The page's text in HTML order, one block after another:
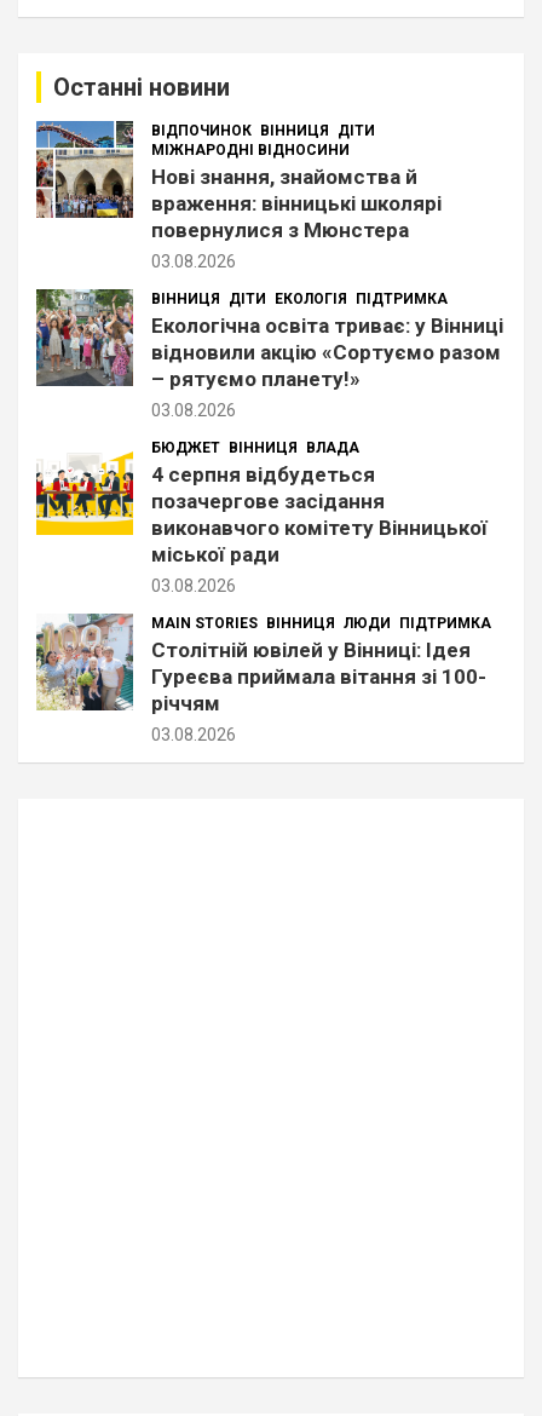
Останні новини
ВІДПОЧИНОК ВІННИЦЯ
ДІТИ
МІЖНАРОДНІ ВІДНОСИНИ
Нові знання, знайомства й
враження: вінницькі школярі
повернулися з Мюнстера
03.08.2026
ВІННИЦЯ ДІТИ ЕКОЛОГІЯ ПІДТРИМКА
Екологічна освіта триває: у Вінниці
відновили акцію «Сортуємо разом
– рятуємо планету!»
03.08.2026
БЮДЖЕТ ВІННИЦЯ ВЛАДА
4 серпня відбудеться
позачергове засідання
виконавчого комітету Вінницької
міської ради
03.08.2026
MAIN STORIES ВІННИЦЯ ЛЮДИ ПІДТРИМКА
Столітній ювілей у Вінниці: Ідея
Гуреєва приймала вітання зі 100-
річчям
03.08.2026